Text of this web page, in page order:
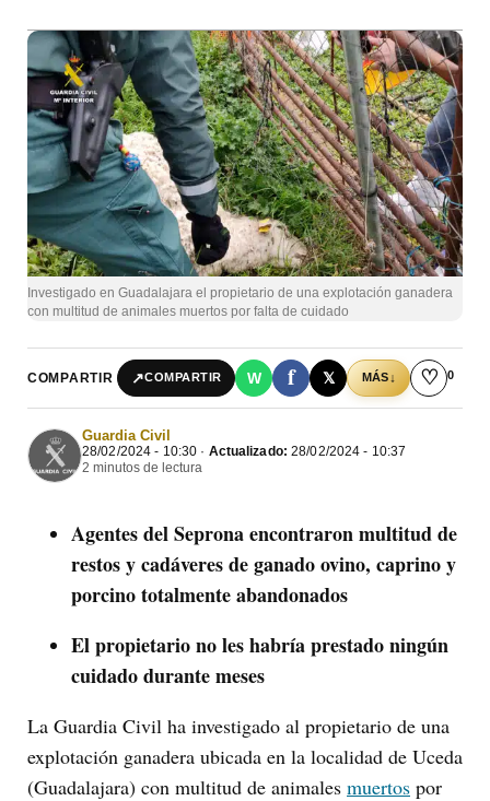
Investigado en Guadalajara el propietario de una explotación ganadera
con multitud de animales muertos por falta de cuidado
COMPARTIR ↗COMPARTIR W f 𝕏 MÁS↓ ♡ 0
Guardia Civil
28/02/2024 - 10:30 · Actualizado: 28/02/2024 - 10:37
2 minutos de lectura
Agentes del Seprona encontraron multitud de
restos y cadáveres de ganado ovino, caprino y
porcino totalmente abandonados
El propietario no les habría prestado ningún
cuidado durante meses
La Guardia Civil ha investigado al propietario de una
explotación ganadera ubicada en la localidad de Uceda
(Guadalajara) con multitud de animales muertos por